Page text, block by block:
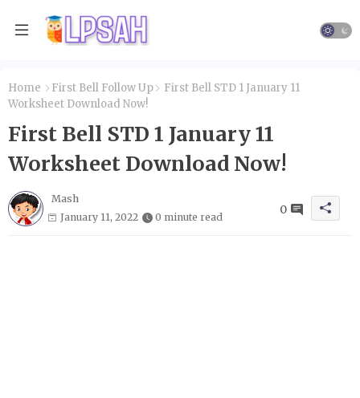
Home First Bell Follow Up
First Bell STD 1 January 11
Worksheet Download Now!
First Bell STD 1 January 11
Worksheet Download Now!
Mash
January 11, 2022
0 minute read
0